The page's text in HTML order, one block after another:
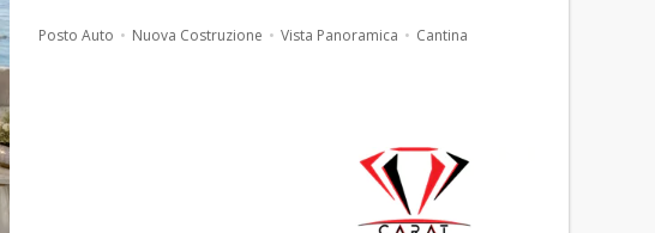
Posto Auto Nuova Costruzione Vista Panoramica Cantina